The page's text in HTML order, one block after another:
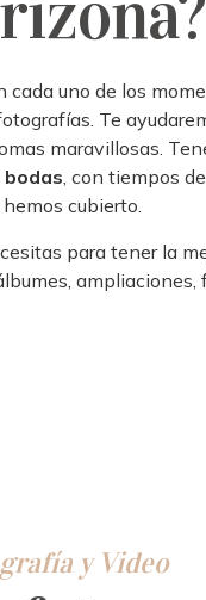
uno de los
Te
maravillosas.
, con tiempos
cubierto.
para tener la
ampliaciones,
y Video​